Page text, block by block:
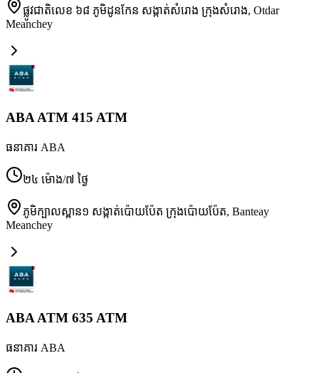
ផ្លូវជាតិលេខ ៦៨ ភូមិដូនកែន សង្កាត់សំរោង ក្រុងសំរោង, Otdar
Meanchey
ABA ATM 415 ATM
ធនាគារ ABA
២៤ ម៉ោង/៧ ថ្ងៃ
ភូមិក្បាលស្ពាន១ សង្កាត់ប៉ោយប៉ែត ក្រុងប៉ោយប៉ែត, Banteay
Meanchey
ABA ATM 635 ATM
ធនាគារ ABA